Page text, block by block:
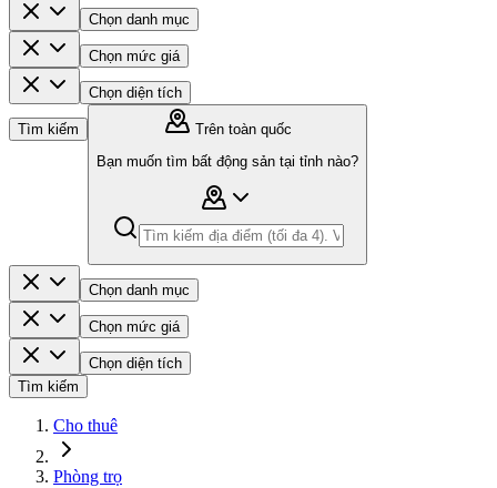
Chọn danh mục
Chọn mức giá
Chọn diện tích
Tìm kiếm
Trên toàn quốc
Bạn muốn tìm bất động sản tại tỉnh nào?
Chọn danh mục
Chọn mức giá
Chọn diện tích
Tìm kiếm
Cho thuê
Phòng trọ